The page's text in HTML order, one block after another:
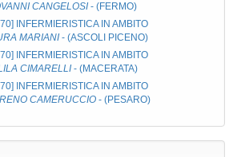
CANGELOSI - (FERMO)
INFERMIERISTICA IN AMBITO
MARIANI - (ASCOLI PICENO)
INFERMIERISTICA IN AMBITO
CIMARELLI - (MACERATA)
INFERMIERISTICA IN AMBITO
CAMERUCCIO - (PESARO)